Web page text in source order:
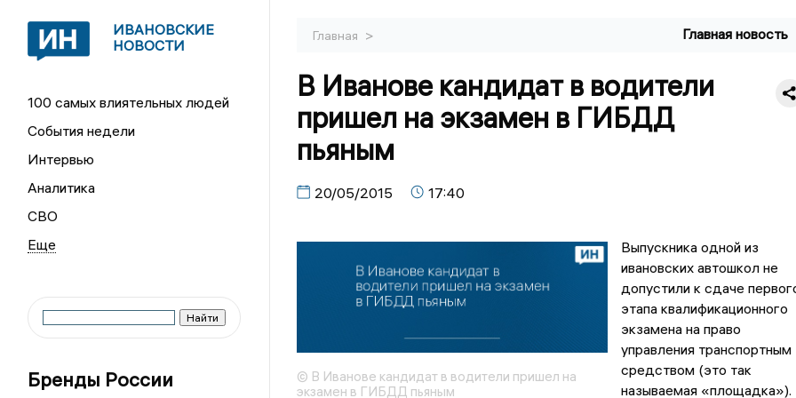
ИВАНОВСКИЕ
НОВОСТИ
100 самых влиятельных людей
События недели
Интервью
Аналитика
СВО
Бренды России
Главная > Главная новость
В Иванове кандидат в водители
пришел на экзамен в ГИБДД
пьяным
20/05/2015 17:40
© В Иванове кандидат в водители пришел на
экзамен в ГИБДД пьяным
Выпускника одной из
ивановских автошкол не
допустили к сдаче
этапа квалификационного
экзамена на право
управления транспортным
средством (это так
называемая «площадка»).